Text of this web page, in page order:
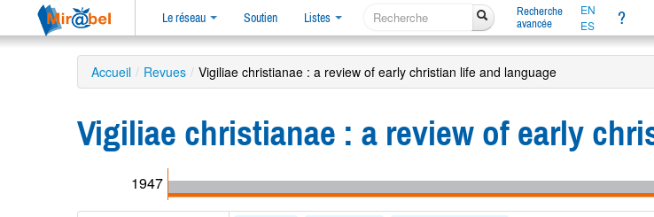
Le réseau Soutien Listes
Recherche
avancée
EN
ES
?
Accueil / Revues / Vigiliae christianae : a review of early christian life and language
Vigiliae christianae : a review of early
1947